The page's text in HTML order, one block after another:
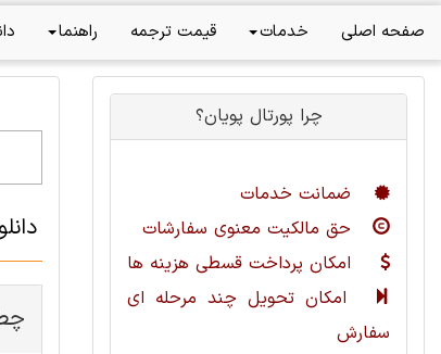
صفحه اصلی خدمات قیمت ترجمه راهنما
چرا پورتال پویان؟
ضمانت خدمات
حق مالکیت معنوی سفارشات
امکان پرداخت قسطی هزینه ها
امکان تحویل چند مرحله ای
سفارش